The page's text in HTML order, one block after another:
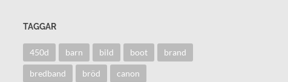
TAGGAR
450d barn bild boot brand
bredband bröd canon